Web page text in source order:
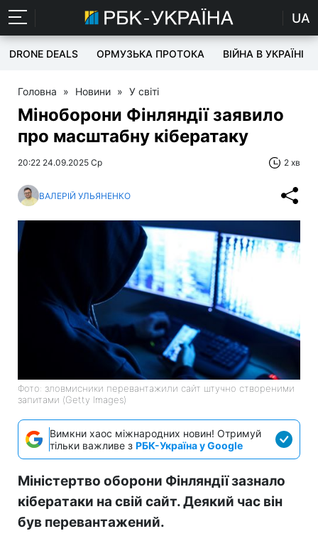
UA
DRONE DEALS ОРМУЗЬКА ПРОТОКА ВІЙНА В УКРАЇНІ
Головна » Новини » У світі
Міноборони Фінляндії заявило
про масштабну кібератаку
20:22 24.09.2025 Ср 2 хв
ВАЛЕРІЙ УЛЬЯНЕНКО
Фото: зловмисники перевантажили сайт штучно створеними
запитами (Getty Images)
Вимкни хаос міжнародних новин! Отримуй
тільки важливе з РБК-Україна у Google
Міністертво оборони Фінляндії зазнало
кібератаки на свій сайт. Деякий час він
був перевантажений.